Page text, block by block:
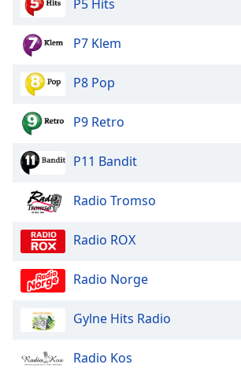
window.
Escape
cancel
close
window.
Color
Background
P5 Hits
P7 Klem
P8 Pop
P9 Retro
P11 Bandit
Radio Tromso
Radio ROX
Radio Norge
Gylne Hits Radio
Radio Kos